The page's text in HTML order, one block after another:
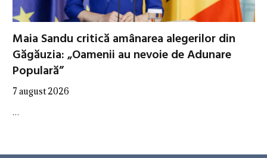
Maia Sandu critică amânarea alegerilor din
Găgăuzia: „Oamenii au nevoie de Adunare
Populară”
7 august 2026
…